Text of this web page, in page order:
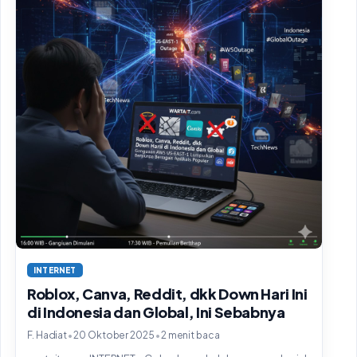
INTERNET
Roblox, Canva, Reddit, dkk Down Hari Ini
di Indonesia dan Global, Ini Sebabnya
F. Hadiat•20 Oktober 2025 •2 menit baca